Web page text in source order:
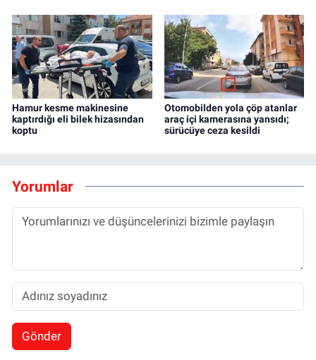
Hamur kesme makinesine
kaptırdığı eli bilek hizasından
koptu
Otomobilden yola çöp atanlar
araç içi kamerasına yansıdı;
sürücüye ceza kesildi
Yorumlar
Gönder